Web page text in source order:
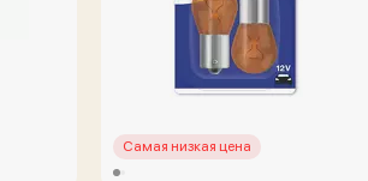
Самая низкая цена